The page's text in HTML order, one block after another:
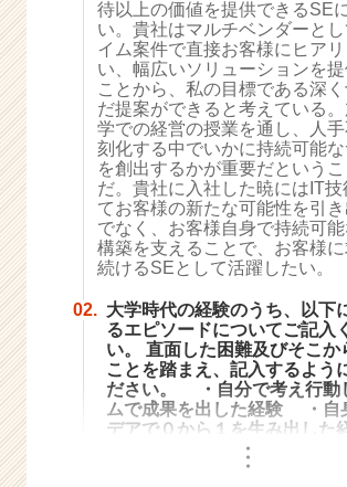
リ
ア
（C
h
e
e
r
C
a
r
e
e
r）
待以上の価値を提供できるSE
い。貴社はマルチベンダーと
イム案件で直接お客様にヒア
い、幅広いソリューションを
ことから、私の目標である深
だ提案ができると考えている
学での経営の授業を通し、人
刻化する中でいかに持続可能な
を創出するかが重要だという
だ。貴社に入社した暁にはIT技
てお客様の新たな可能性を引
でなく、お客様自身で持続可
構築を支えることで、お客様
続けるSEとして活躍したい。
02. 大学時代の経験のうち、以下
るエピソードについてご記入
い。 直面した困難及びそこか
ことを踏まえ、記入するよう
ださい。 ・自分で考え行動
ムで成果を出した経験 ・自
デアで０から１を生み出した
・・・